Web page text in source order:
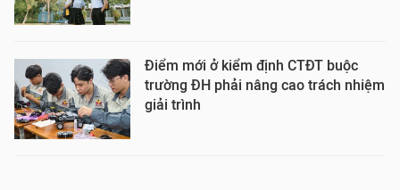
Điểm mới ở kiểm định CTĐT buộc
trường ĐH phải nâng cao trách nhiệm
giải trình